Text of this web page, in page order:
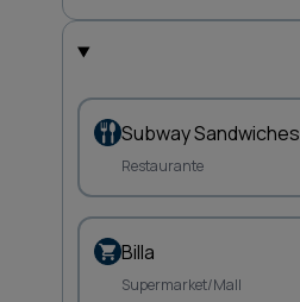
Subway Sandwiches
Restaurante
Billa
Supermarket/Mall